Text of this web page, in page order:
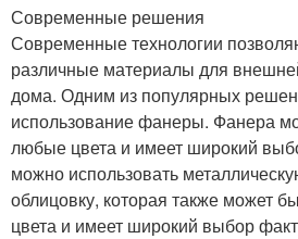
Современные решения
Современные технологии
различные материалы для
дома. Одним из популярных
использование фанеры. Фанера
любые цвета и имеет широкий
можно использовать
облицовку, которая также может
цвета и имеет широкий выбор